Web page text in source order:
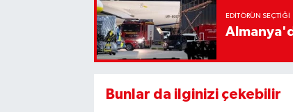
EDITÖRÜN SEÇTIĞI
Bunlar da ilginizi çekebilir